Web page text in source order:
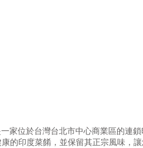
家位於台灣台北市中心商業區的連
的印度菜餚，並保留其正宗風味，讓